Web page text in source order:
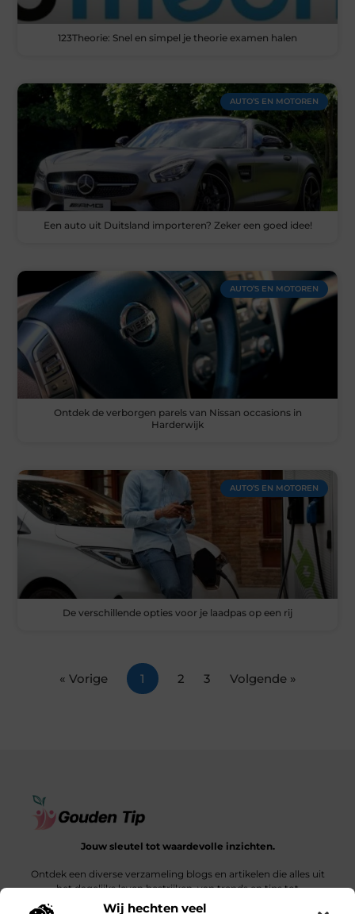
Wij hechten veel
123Theorie: Snel en simpel je theorie examen halen
AUTO’S EN MOTOREN
Een auto uit Duitsland importeren? Zeker een goed idee!
AUTO’S EN MOTOREN
Ontdek de verborgen parels van Nissan occasions in
Harderwijk
AUTO’S EN MOTOREN
De verschillende opties voor je laadpas op een rij
« Vorige 1 2 3 Volgende »
Jouw sleutel tot waardevolle inzichten.
Ontdek een diverse verzameling blogs en artikelen die alles uit
het dagelijks leven bestrijken, van trends en tips tot
diepgaande verhalen.